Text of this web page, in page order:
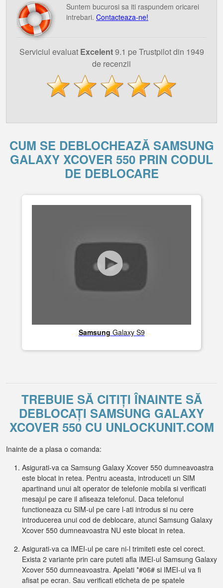
Suntem bucurosi sa iti raspundem oricarei
intrebari. Contacteaza-ne!
Serviciul evaluat Excelent9.1 pe Trustpilot din 1949
de recenzii
CUM SE DEBLOCHEAZĂ SAMSUNG
GALAXY XCOVER 550 PRIN CODUL
DE DEBLOCARE
Samsung Galaxy S9
TREBUIE SĂ CITIȚI ÎNAINTE SĂ
DEBLOCAȚI SAMSUNG GALAXY
XCOVER 550 CU UNLOCKUNIT.COM
Inainte de a plasa o comanda:
Asigurati-va ca Samsung Galaxy Xcover 550 dumneavoastra
este blocat in retea. Pentru aceasta, introduceti un SIM
apartinand unui alt operator de telefonie mobila si verificati
mesajul pe care il afiseaza telefonul. Daca telefonul
functioneaza cu SIM-ul pe care l-ati introdus si nu cere
introducerea unui cod de deblocare, atunci Samsung Galaxy
Xcover 550 dumneavoastra NU este blocat in retea.
Asigurati-va ca IMEI-ul pe care ni-l trimiteti este cel corect.
Exista 2 variante prin care puteti afla IMEI-ul Samsung Galaxy
Xcover 550 dumneavoastra. Apelati *#06# si IMEI-ul va fi
afisat pe ecran. Sau verificati eticheta de pe spatele